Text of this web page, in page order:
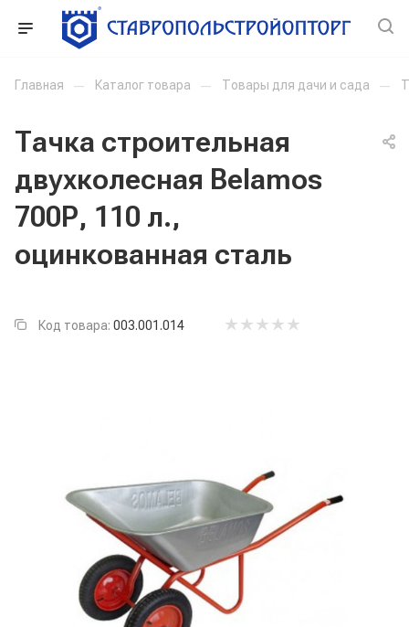
Главная — Каталог товара — Товары для дачи и сада —
Тачка строительная
двухколесная Belamos
700Р, 110 л.,
оцинкованная сталь
Код товара: 003.001.014